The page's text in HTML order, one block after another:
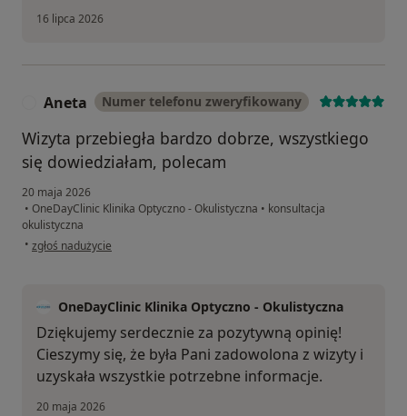
16 lipca 2026
Aneta Numer telefonu zweryfikowany
Wizyta przebiegła bardzo dobrze, wszystkiego
się dowiedziałam, polecam
20 maja 2026
• OneDayClinic Klinika Optyczno - Okulistyczna • konsultacja
okulistyczna
• w opinii użytkownika Aneta
zgłoś nadużycie
OneDayClinic Klinika Optyczno - Okulistyczna
Dziękujemy serdecznie za pozytywną opinię!
Cieszymy się, że była Pani zadowolona z wizyty i
uzyskała wszystkie potrzebne informacje.
20 maja 2026